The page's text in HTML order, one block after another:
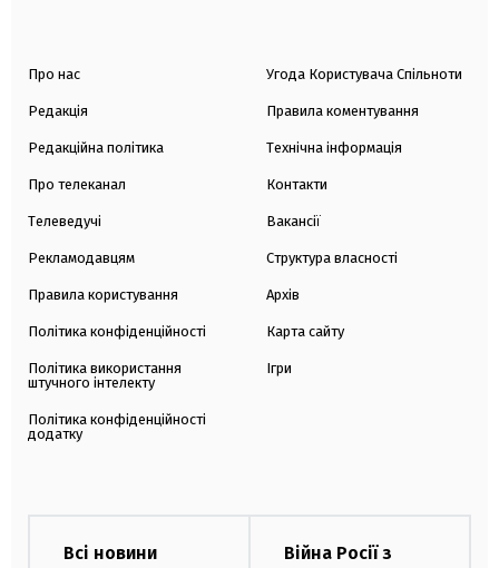
Про нас
Редакція
Редакційна політика
Про телеканал
Телеведучі
Рекламодавцям
Правила користування
Політика конфіденційності
Політика використання
штучного інтелекту
Політика конфіденційності
додатку
Угода Користувача Спільноти
Правила коментування
Технічна інформація
Контакти
Вакансії
Структура власності
Архів
Карта сайту
Ігри
Всі новини
Війна Росії з